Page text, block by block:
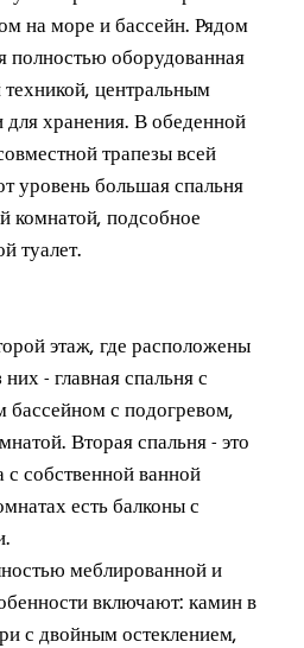
на море и бассейн. Рядом
полностью оборудованная
центральным
хранения. В обеденной
трапезы всей
уровень большая спальня
комнатой, подсобное
туалет.
этаж, где расположены
- главная спальня с
с подогревом,
Вторая спальня - это
с собственной ванной
есть балконы с
меблированной и
включают: камин в
с двойным остеклением,